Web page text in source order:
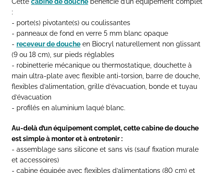
:
- porte(s) pivotante(s) ou coulissantes
- panneaux de fond en verre 5 mm blanc opaque
- receveur de douche en Biocryl naturellement non glissant
(9 ou 18 cm), sur pieds réglables
- robinetterie mécanique ou thermostatique, douchette à
main ultra-plate avec flexible anti-torsion, barre de douche,
flexibles d’alimentation, grille d’évacuation, bonde et tuyau
d’évacuation
- profilés en aluminium laqué blanc.
Au-delà d’un équipement complet, cette cabine de douche
est simple à monter et à entretenir :
- assemblage sans silicone et sans vis (sauf fixation murale
et accessoires)
- cabine équipée avec flexibles d’alimentations (80 cm) et